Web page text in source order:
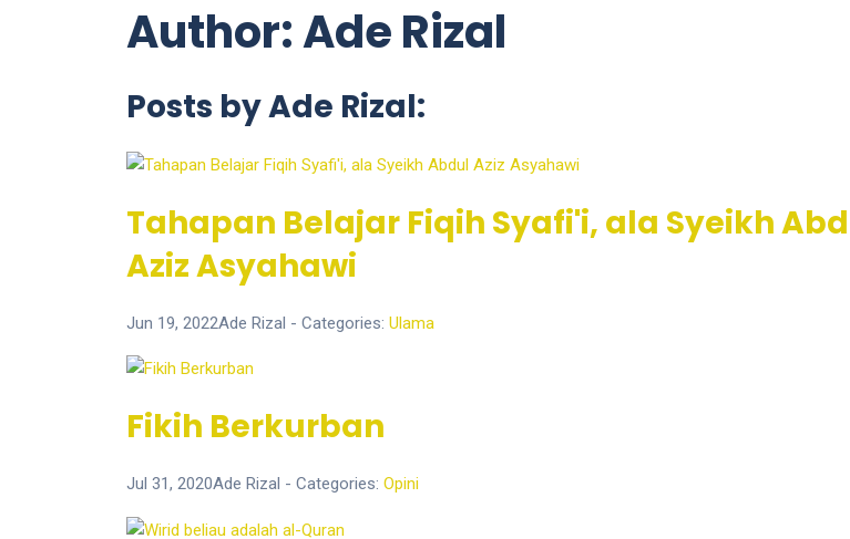
Author: Ade Rizal
Posts by Ade Rizal:
Tahapan Belajar Fiqih Syafi'i, ala Syeikh
Aziz Asyahawi
Jun 19, 2022Ade Rizal - Categories: Ulama
Fikih Berkurban
Jul 31, 2020Ade Rizal - Categories: Opini